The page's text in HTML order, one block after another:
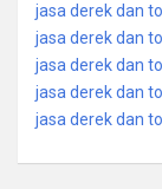
jasa derek dan
jasa derek dan
jasa derek dan
jasa derek dan
jasa derek dan